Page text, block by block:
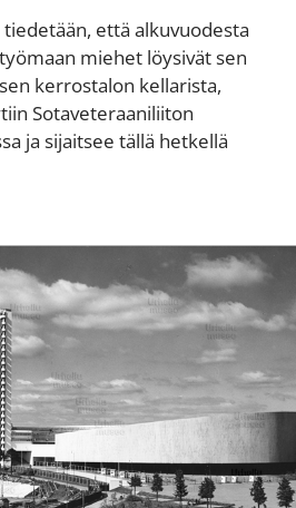
että alkuvuodesta
miehet löysivät sen
kerrostalon kellarista,
Sotaveteraaniliiton
ja sijaitsee tällä hetkellä